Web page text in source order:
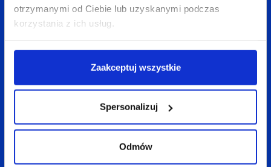
otrzymanymi od Ciebie lub uzyskanymi podczas
korzystania z ich usług.
Zaakceptuj wszystkie
Spersonalizuj
Odmów
08 kwietnia 2026
Social = wyszukiwarka. Jak Gen Z zmieniło sposób
social mediach?